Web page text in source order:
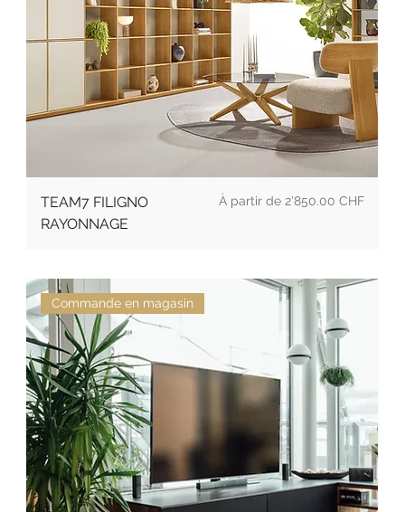
TEAM7 FILIGNO
RAYONNAGE
Prix 2'850.00 CHF
Commande en magasin